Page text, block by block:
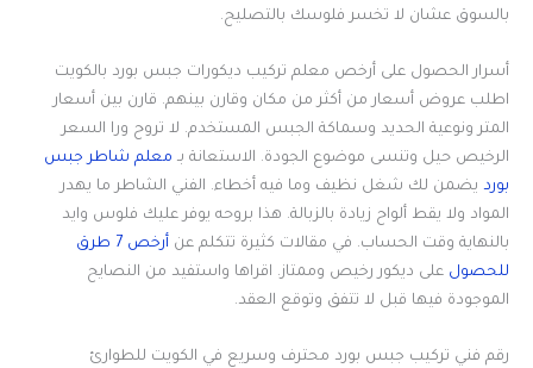
بالسوق عشان لا تخسر فلوسك بالتصليح.
أسرار الحصول على أرخص معلم تركيب ديكورات جبس بورد بالكويت
اطلب عروض أسعار من أكثر من مكان وقارن بينهم. قارن بين أسعار
المتر ونوعية الحديد وسماكة الجبس المستخدم. لا تروح ورا السعر
الرخيص حيل وتنسى موضوع الجودة. الاستعانة بـ معلم شاطر جبس
بورد يضمن لك شغل نظيف وما فيه أخطاء. الفني الشاطر ما يهدر
المواد ولا يقط ألواح زيادة بالزبالة. هذا بروحه يوفر عليك فلوس وايد
بالنهاية وقت الحساب. في مقالات كثيرة تتكلم عن
أرخص 7 طرق
للحصول على ديكور رخيص وممتاز. اقراها واستفيد من النصايح
الموجودة فيها قبل لا تتفق وتوقع العقد.
رقم فني تركيب جبس بورد محترف وسريع في الكويت للطوارئ